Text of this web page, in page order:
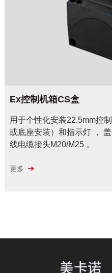
Ex控制机箱CS盒
用于个性化安装22.5mm控
或底座安装）和指示灯 ， 盖子开孔22.5mm或不开孔 ， 进
线电缆接头M20/M25 。
更多